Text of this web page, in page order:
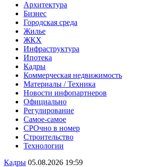
Архитектура
Бизнес
Городская среда
Жилье
ЖКХ
Инфраструктура
Ипотека
Кадры
Коммерческая недвижимость
Материалы / Техника
Новости инфопартнеров
Официально
Регулирование
Самое-самое
СРОчно в номер
Строительство
Технологии
Кадры 05.08.2026 19:59